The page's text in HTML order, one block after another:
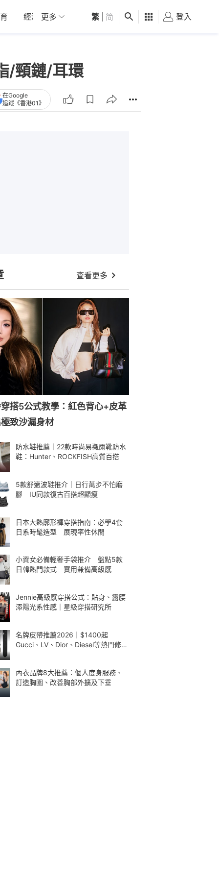
經濟 01深圳 觀點 健康 好食玩飛
更多 繁 简 登入
/頸鏈/耳環
在Google
追蹤《香港01》
查看更多
搭5公式教學：紅色背心+皮革
致沙漏身材
防水鞋推薦｜22款時尚易襯雨靴防水
鞋：Hunter、ROCKFISH高質百搭
5款舒適波鞋推介｜日行萬步不怕磨
腳 IU同款復古百搭超顯瘦
日本大熱廓形褲穿搭指南：必學4套
日系時髦造型 展現率性休閒
小資女必備輕奢手袋推介 盤點5款
日韓熱門款式 實用兼備高級感
Jennie高級感穿搭公式：貼身、露腰
添陽光系性感｜星級穿搭研究所
名牌皮帶推薦2026｜$1400起
Gucci、LV、Dior、Diesel等熱門修腰
內衣品牌8大推薦：個人度身服務、
訂造胸圍、改善胸部外擴及下垂